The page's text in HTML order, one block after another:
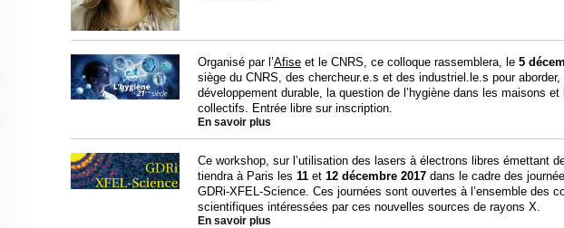
Organisé par l’Afise et le CNRS, ce colloque rassemblera, le 5
siège du CNRS, des chercheur.e.s et des industriel.le.s pour aborder,
développement durable, la question de l’hygiène dans les maisons et
collectifs. Entrée libre sur inscription.
En savoir plus
Ce workshop, sur l’utilisation des lasers à électrons libres émettant
tiendra à Paris les 11 et 12 décembre 2017 dans le cadre des
GDRi-XFEL-Science. Ces journées sont ouvertes à l’ensemble des
scientifiques intéressées par ces nouvelles sources de rayons X.
En savoir plus